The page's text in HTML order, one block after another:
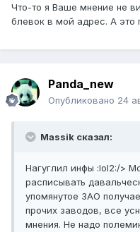
Что-то я Ваше мнение не
блевок в мой адрес. А это
Panda_new
Опубликовано 24
Massik сказал:
Нагуглил инфы :lol2:/>
расписывать
упомянутое ЗАО
прочих заводов, все
мнения. Не надо